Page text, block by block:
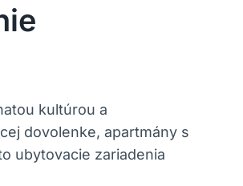
kultúrou a
dovolenke, apartmány s
ubytovacie zariadenia